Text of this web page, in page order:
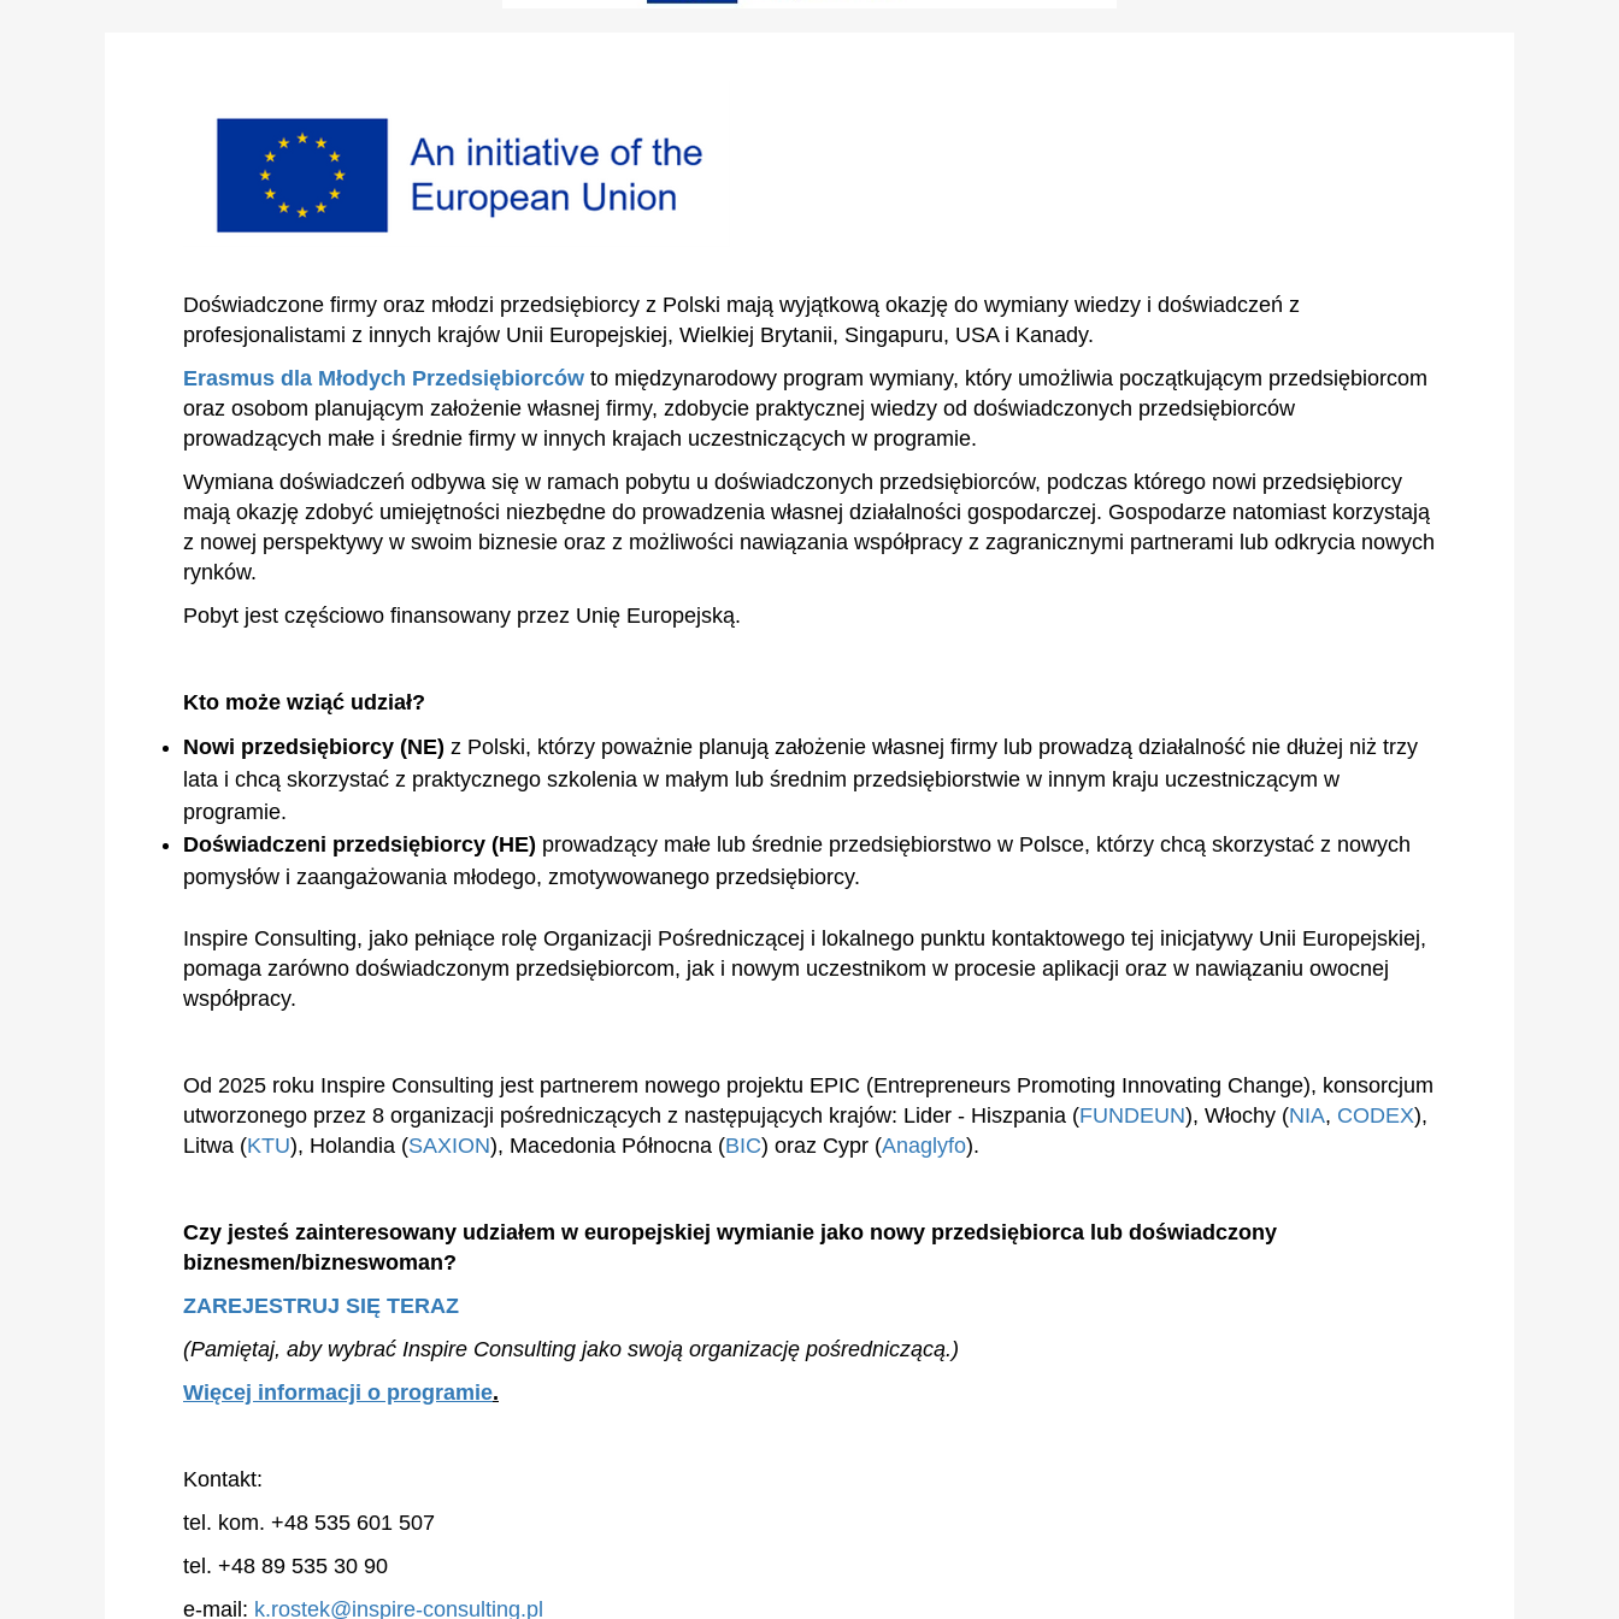
Doświadczone firmy oraz młodzi przedsiębiorcy z Polski mają wyjątkową okazję do wymiany wiedzy i doświadczeń z
profesjonalistami z innych krajów Unii Europejskiej, Wielkiej Brytanii, Singapuru, USA i Kanady.
Erasmus dla Młodych Przedsiębiorców to międzynarodowy program wymiany, który umożliwia początkującym przedsiębiorcom
oraz osobom planującym założenie własnej firmy, zdobycie praktycznej wiedzy od doświadczonych przedsiębiorców
prowadzących małe i średnie firmy w innych krajach uczestniczących w programie.
Wymiana doświadczeń odbywa się w ramach pobytu u doświadczonych przedsiębiorców, podczas którego nowi przedsiębiorcy
mają okazję zdobyć umiejętności niezbędne do prowadzenia własnej działalności gospodarczej. Gospodarze natomiast korzystają
z nowej perspektywy w swoim biznesie oraz z możliwości nawiązania współpracy z zagranicznymi partnerami lub odkrycia nowych
rynków.
Pobyt jest częściowo finansowany przez Unię Europejską.
Kto może wziąć udział?
Nowi przedsiębiorcy (NE) z Polski, którzy poważnie planują założenie własnej firmy lub prowadzą działalność nie dłużej niż trzy
lata i chcą skorzystać z praktycznego szkolenia w małym lub średnim przedsiębiorstwie w innym kraju uczestniczącym w
programie.
Doświadczeni przedsiębiorcy (HE) prowadzący małe lub średnie przedsiębiorstwo w Polsce, którzy chcą skorzystać z nowych
pomysłów i zaangażowania młodego, zmotywowanego przedsiębiorcy.
Inspire Consulting, jako pełniące rolę Organizacji Pośredniczącej i lokalnego punktu kontaktowego tej inicjatywy Unii Europejskiej,
pomaga zarówno doświadczonym przedsiębiorcom, jak i nowym uczestnikom w procesie aplikacji oraz w nawiązaniu owocnej
współpracy.
Od 2025 roku Inspire Consulting jest partnerem nowego projektu EPIC (Entrepreneurs Promoting Innovating Change), konsorcjum
utworzonego przez 8 organizacji pośredniczących z następujących krajów: Lider - Hiszpania (FUNDEUN), Włochy (NIA, CODEX),
Litwa (KTU), Holandia (SAXION), Macedonia Północna (BIC) oraz Cypr (Anaglyfo).
Czy jesteś zainteresowany udziałem w europejskiej wymianie jako nowy przedsiębiorca lub doświadczony
biznesmen/bizneswoman?
ZAREJESTRUJ SIĘ TERAZ
(Pamiętaj, aby wybrać Inspire Consulting jako swoją organizację pośredniczącą.)
Więcej informacji o programie.
Kontakt:
tel. kom. +48 535 601 507
tel. +48 89 535 30 90
e-mail: k.rostek@inspire-consulting.pl